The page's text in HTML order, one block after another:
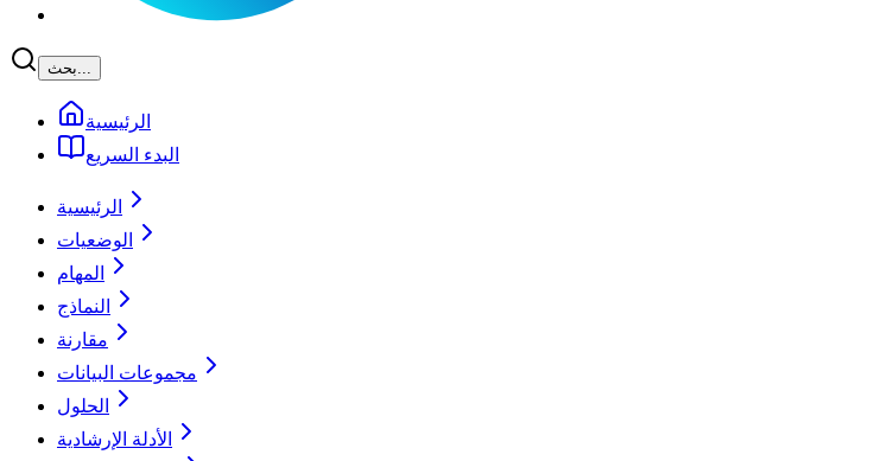
بحث...
الرئيسية
البدء السريع
الرئيسية
الوضعيات
المهام
النماذج
مقارنة
مجموعات البيانات
الحلول
الأدلة الإرشادية